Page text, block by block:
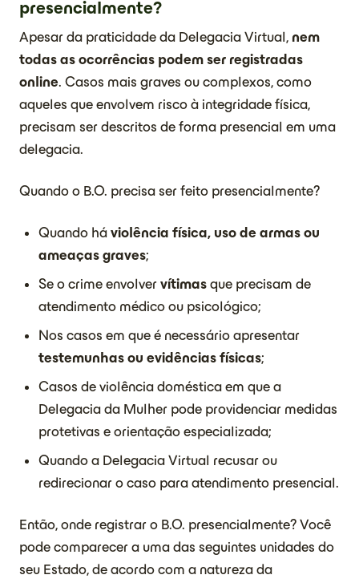
presencialmente?
Apesar da praticidade da Delegacia Virtual, nem
todas as ocorrências podem ser registradas
online. Casos mais graves ou complexos, como
aqueles que envolvem risco à integridade física,
precisam ser descritos de forma presencial em uma
delegacia.
Quando o B.O. precisa ser feito presencialmente?
Quando há violência física, uso de armas ou
ameaças graves;
Se o crime envolver vítimas que precisam de
atendimento médico ou psicológico;
Nos casos em que é necessário apresentar
testemunhas ou evidências físicas;
Casos de violência doméstica em que a
Delegacia da Mulher pode providenciar medidas
protetivas e orientação especializada;
Quando a Delegacia Virtual recusar ou
redirecionar o caso para atendimento presencial.
Então, onde registrar o B.O. presencialmente? Você
pode comparecer a uma das seguintes unidades do
seu Estado, de acordo com a natureza da